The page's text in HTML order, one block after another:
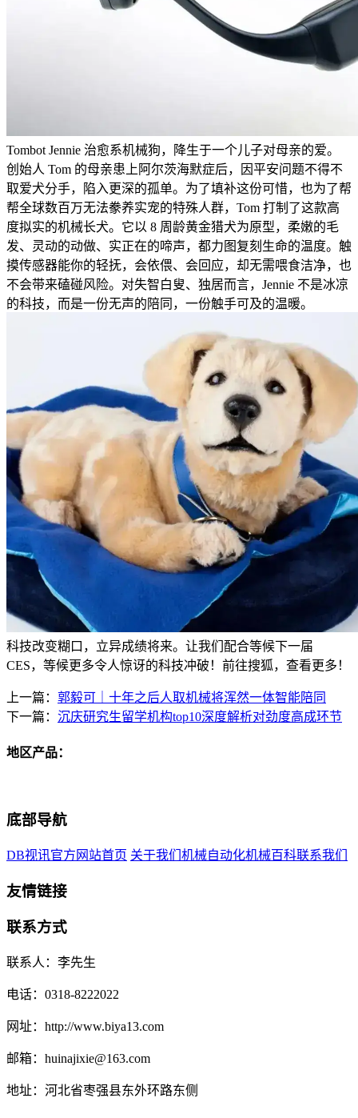
Tombot Jennie 治愈系机械狗，降生于一个儿子对母亲的爱。
创始人 Tom 的母亲患上阿尔茨海默症后，因平安问题不得不
取爱犬分手，陷入更深的孤单。为了填补这份可惜，也为了帮
帮全球数百万无法豢养实宠的特殊人群，Tom 打制了这款高
度拟实的机械长犬。它以 8 周龄黄金猎犬为原型，柔嫩的毛
发、灵动的动做、实正在的啼声，都力图复刻生命的温度。触
摸传感器能你的轻抚，会依偎、会回应，却无需喂食洁净，也
不会带来磕碰风险。对失智白叟、独居而言，Jennie 不是冰凉
的科技，而是一份无声的陪同，一份触手可及的温暖。
科技改变糊口，立异成绩将来。让我们配合等候下一届
CES，等候更多令人惊讶的科技冲破！前往搜狐，查看更多！
上一篇： 郭毅可｜十年之后人取机械将浑然一体智能陪同
下一篇： 沉庆研究生留学机构top10深度解析对劲度高成环节
地区产品：
底部导航
DB视讯官方网站首页 关于我们 机械自动化机械百科联系我们
友情链接
联系方式
联系人：李先生
电话：0318-8222022
网址：http://www.biya13.com
邮箱：huinajixie@163.com
地址：河北省枣强县东外环路东侧